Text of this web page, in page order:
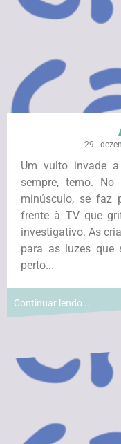
29 -
Um vulto invade
sempre, temo.
minúsculo, se faz
frente à TV que
investigativo. As
para as luzes que
perto...
Continuar lendo ...